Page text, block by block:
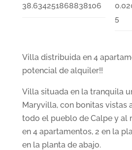
38.634251868838106
5
Villa distribuida en 4
potencial de alquiler!!
Villa situada en la tranquila
Maryvilla, con bonitas vistas
todo el pueblo de Calpe y al
en 4 apartamentos, 2 en la
en la planta de abajo.